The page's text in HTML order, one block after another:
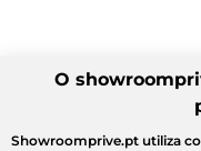
O
Showroomprive.pt utiliza